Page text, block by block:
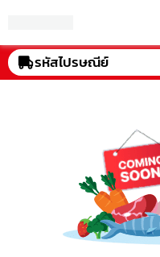
รหัสไปรษณีย์